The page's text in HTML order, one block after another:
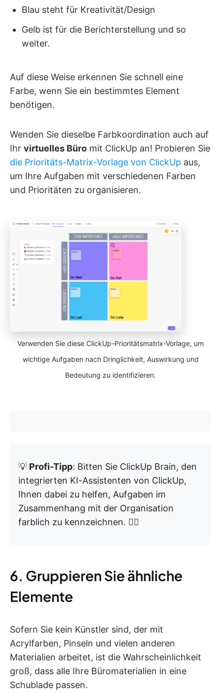
Blau steht für Kreativität/Design
Gelb ist für die Berichterstellung und so
weiter.
Auf diese Weise erkennen Sie schnell eine
Farbe, wenn Sie ein bestimmtes Element
benötigen.
Wenden Sie dieselbe Farbkoordination auch auf
Ihr virtuelles Büro mit ClickUp an! Probieren Sie
die Prioritäts-Matrix-Vorlage von ClickUp aus,
um Ihre Aufgaben mit verschiedenen Farben
und Prioritäten zu organisieren.
Verwenden Sie diese ClickUp-Prioritätsmatrix-Vorlage, um
wichtige Aufgaben nach Dringlichkeit, Auswirkung und
Bedeutung zu identifizieren.
💡 Profi-Tipp: Bitten Sie ClickUp Brain, den
integrierten KI-Assistenten von ClickUp,
Ihnen dabei zu helfen, Aufgaben im
Zusammenhang mit der Organisation
farblich zu kennzeichnen. 👇🏼
6. Gruppieren Sie ähnliche
Elemente
Sofern Sie kein Künstler sind, der mit
Acrylfarben, Pinseln und vielen anderen
Materialien arbeitet, ist die Wahrscheinlichkeit
groß, dass alle Ihre Büromaterialien in eine
Schublade passen.